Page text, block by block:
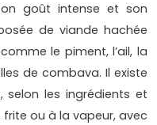
goût intense et son
de viande hachée
le piment, l’ail, la
de combava. Il existe
selon les ingrédients et
ou à la vapeur, avec